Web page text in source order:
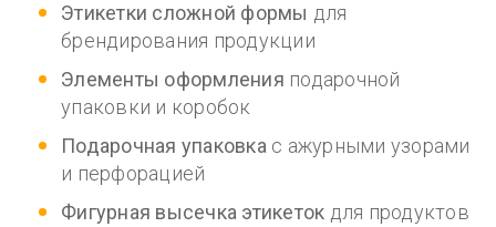
Этикетки сложной формы для
брендирования продукции
Элементы оформления подарочной
упаковки и коробок
Подарочная упаковка с ажурными узорами
и перфорацией
Фигурная высечка этикеток для продуктов